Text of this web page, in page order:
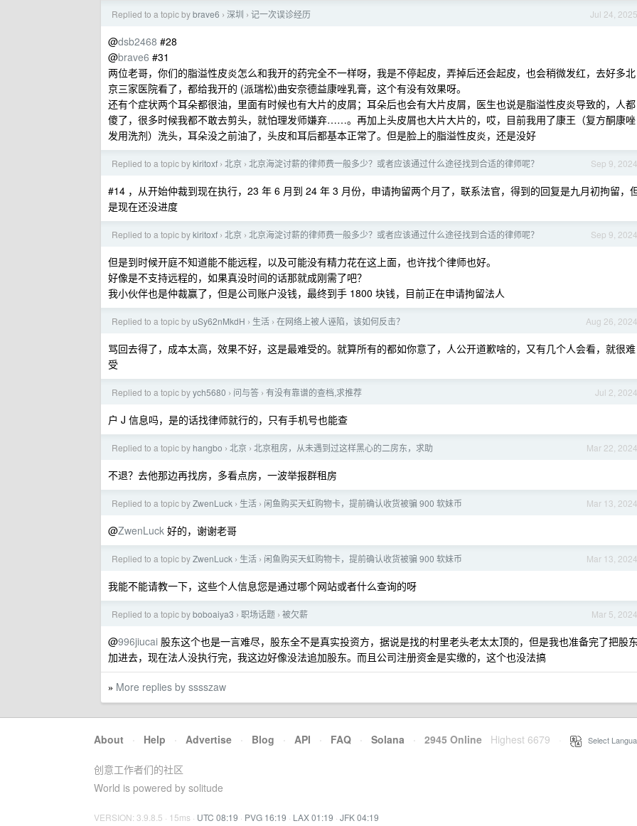
Jul 24, 2025
Replied to a topic bybrave6 › 深圳 › 记一次误诊经历
@dsb2468 #28
@brave6 #31
两位老哥，你们的脂溢性皮炎怎么和我开的药完全不一样呀，我是不停起皮，弄掉后还会起皮，也会稍微发红，去好多北
京三家医院看了，都给我开的 (派瑞松)曲安奈德益康唑乳膏，这个有没有效果呀。
还有个症状两个耳朵都很油，里面有时候也有大片的皮屑；耳朵后也会有大片皮屑，医生也说是脂溢性皮炎导致的，人都
傻了，很多时候我都不敢去剪头，就怕理发师嫌弃……。再加上头皮屑也大片大片的，哎，目前我用了康王（复方酮康唑
发用洗剂）洗头，耳朵没之前油了，头皮和耳后都基本正常了。但是脸上的脂溢性皮炎，还是没好
Sep 9, 2024
Replied to a topic bykiritoxf › 北京 › 北京海淀讨薪的律师费一般多少？或者应该通过什么途径找到合适的律师呢？
#14 ，从开始仲裁到现在执行，23 年 6 月到 24 年 3 月份，申请拘留两个月了，联系法官，得到的回复是九月初拘留，
是现在还没进度
Sep 9, 2024
Replied to a topic bykiritoxf › 北京 › 北京海淀讨薪的律师费一般多少？或者应该通过什么途径找到合适的律师呢？
但是到时候开庭不知道能不能远程，以及可能没有精力花在这上面，也许找个律师也好。
好像是不支持远程的，如果真没时间的话那就成刚需了吧？
我小伙伴也是仲裁赢了，但是公司账户没钱，最终到手 1800 块钱，目前正在申请拘留法人
Aug 26, 2024
Replied to a topic byuSy62nMkdH › 生活 › 在网络上被人诬陷，该如何反击？
骂回去得了，成本太高，效果不好，这是最难受的。就算所有的都如你意了，人公开道歉啥的，又有几个人会看，就很难
受
Jul 2, 2024
Replied to a topic byych5680 › 问与答 › 有没有靠谱的查档,求推荐
户 J 信息吗，是的话找律师就行的，只有手机号也能查
Mar 22, 2024
Replied to a topic by hangbo › 北京 › 北京租房，从未遇到过这样黑心的二房东，求助
不退？去他那边再找房，多看点房，一波举报群租房
Mar 13, 2024
Replied to a topic byZwenLuck › 生活 › 闲鱼购买天虹购物卡，提前确认收货被骗 900 软妹币
@ZwenLuck 好的，谢谢老哥
Mar 13, 2024
Replied to a topic byZwenLuck › 生活 › 闲鱼购买天虹购物卡，提前确认收货被骗 900 软妹币
我能不能请教一下，这些个人信息您是通过哪个网站或者什么查询的呀
Mar 5, 2024
Replied to a topic byboboaiya3 › 职场话题 › 被欠薪
@996jiucai 股东这个也是一言难尽，股东全不是真实投资方，据说是找的村里老头老太太顶的，但是我也准备完了把股
加进去，现在法人没执行完，我这边好像没法追加股东。而且公司注册资金是实缴的，这个也没法搞
» More replies by sssszaw
About · Help · Advertise · Blog · API · FAQ · Solana · 2945 Online Highest 6679 Select
创意工作者们的社区
World is powered by solitude
VERSION: 3.9.8.5 · 15ms · UTC 08:19 · PVG 16:19 · LAX 01:19 · JFK 04:19